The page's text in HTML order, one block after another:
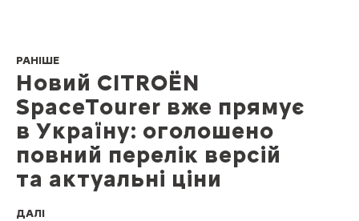
РАНІШЕ
Новий CITROЁN
SpaceTourer вже прямує
в Україну: оголошено
повний перелік версій
та актуальні ціни
ДАЛІ